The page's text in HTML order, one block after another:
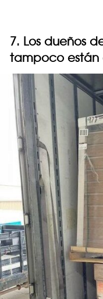
7. Los dueños
tampoco están